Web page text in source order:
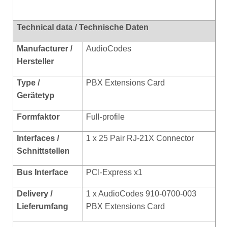
Technical data / Technische Daten
Manufacturer /
Hersteller
AudioCodes
Type /
Gerätetyp
PBX Extensions Card
Formfaktor Full-profile
Interfaces /
Schnittstellen
1 x 25 Pair RJ-21X Connector
Bus Interface PCI-Express x1
Delivery /
Lieferumfang
1 x AudioCodes 910-0700-003
PBX Extensions Card